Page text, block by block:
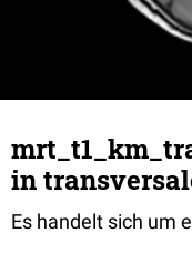
in
Es handelt sich um